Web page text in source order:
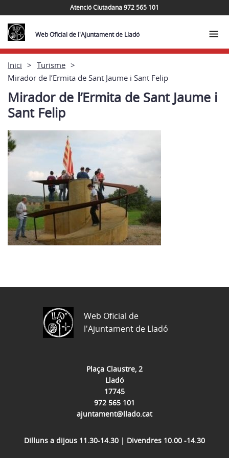
Atenció Ciutadana 972 565 101
Web Oficial de l'Ajuntament de Lladó
Inici
Turisme
Mirador de l’Ermita de Sant Jaume i Sant Felip
Mirador de l’Ermita de Sant Jaume i
Sant Felip
Plaça Claustre, 2
Lladó
17745
972 565 101
ajuntament@llado.cat
Dilluns a dijous 11.30-14.30 | Divendres 10.00 -14.30
Web Oficial de
l'Ajuntament de Lladó